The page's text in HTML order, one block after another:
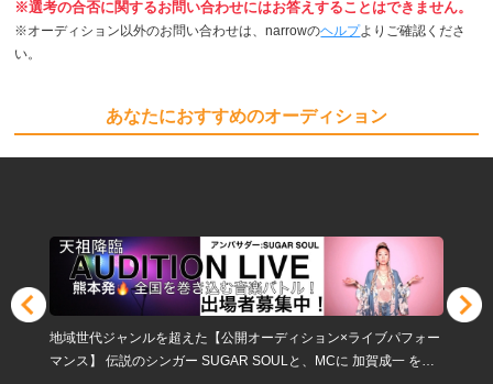
※選考の合否に関するお問い合わせにはお答えすることはできません。
※オーディション以外のお問い合わせは、narrowのヘルプよりご確認くださ
い。
あなたにおすすめのオーディション
地域世代ジャンルを超えた【公開オーディション×ライブパフォー
マンス】 伝説のシンガー SUGAR SOULと、MCに 加賀成一 を迎